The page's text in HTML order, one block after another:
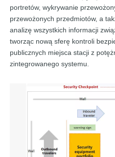
portretów, wykrywanie
przewożonych przedmiotów, a
analizę wszystkich informacji
tworząc nową sferę kontroli
publicznych miejsca stacji z
zintegrowanego systemu.